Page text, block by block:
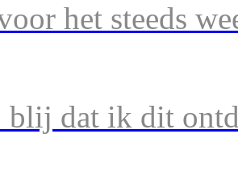
het steeds
blij dat ik dit